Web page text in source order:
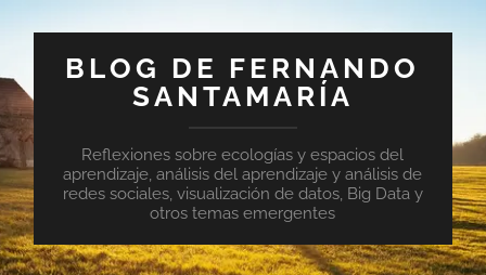
BLOG DE FERNANDO
SANTAMARÍA
Reflexiones sobre ecologías y espacios del
aprendizaje, análisis del aprendizaje y análisis de
redes sociales, visualización de datos, Big Data y
otros temas emergentes